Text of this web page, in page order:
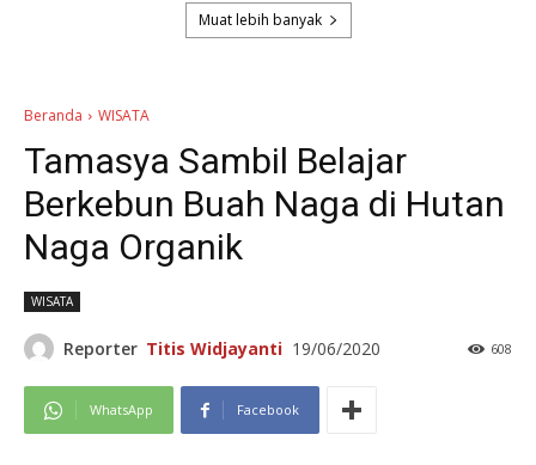
Muat lebih banyak